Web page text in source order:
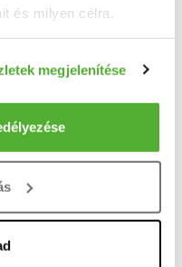
és milyen célra.
elhelyezkedéséről
annak konkrét
a
vagy visszavonhatja a
megjelenítése
email címedet és